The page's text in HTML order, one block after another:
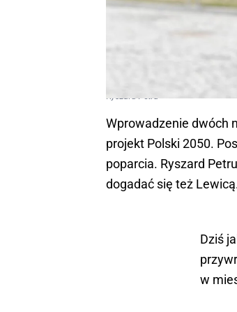
Ryszard Petru
Wprowadzenie dwóch
projekt Polski 2050.
poparcia. Ryszard
dogadać się też
Dziś
w